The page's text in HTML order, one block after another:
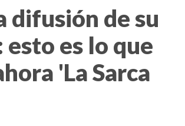
difusión de su
es lo que
'La Sarca